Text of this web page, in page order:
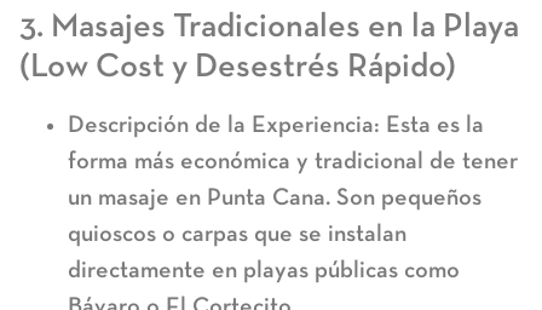
3. Masajes Tradicionales en la Playa
(Low Cost y Desestrés Rápido)
Descripción de la Experiencia: Esta es la
forma más económica y tradicional de tener
un masaje en Punta Cana. Son pequeños
quioscos o carpas que se instalan
directamente en playas públicas como